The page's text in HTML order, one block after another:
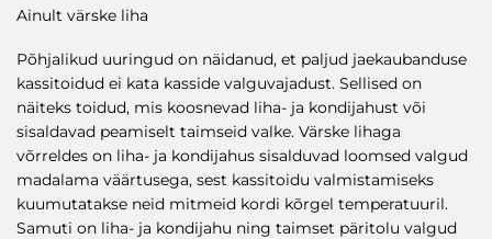
Ainult värske liha
Põhjalikud uuringud on näidanud, et paljud jaekaubanduse
kassitoidud ei kata kasside valguvajadust. Sellised on
näiteks toidud, mis koosnevad liha- ja kondijahust või
sisaldavad peamiselt taimseid valke. Värske lihaga
võrreldes on liha- ja kondijahus sisalduvad loomsed valgud
madalama väärtusega, sest kassitoidu valmistamiseks
kuumutatakse neid mitmeid kordi kõrgel temperatuuril.
Samuti on liha- ja kondijahu ning taimset päritolu valgud